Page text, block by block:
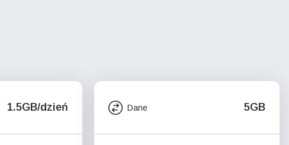
1.5GB/dzień Dane 5GB